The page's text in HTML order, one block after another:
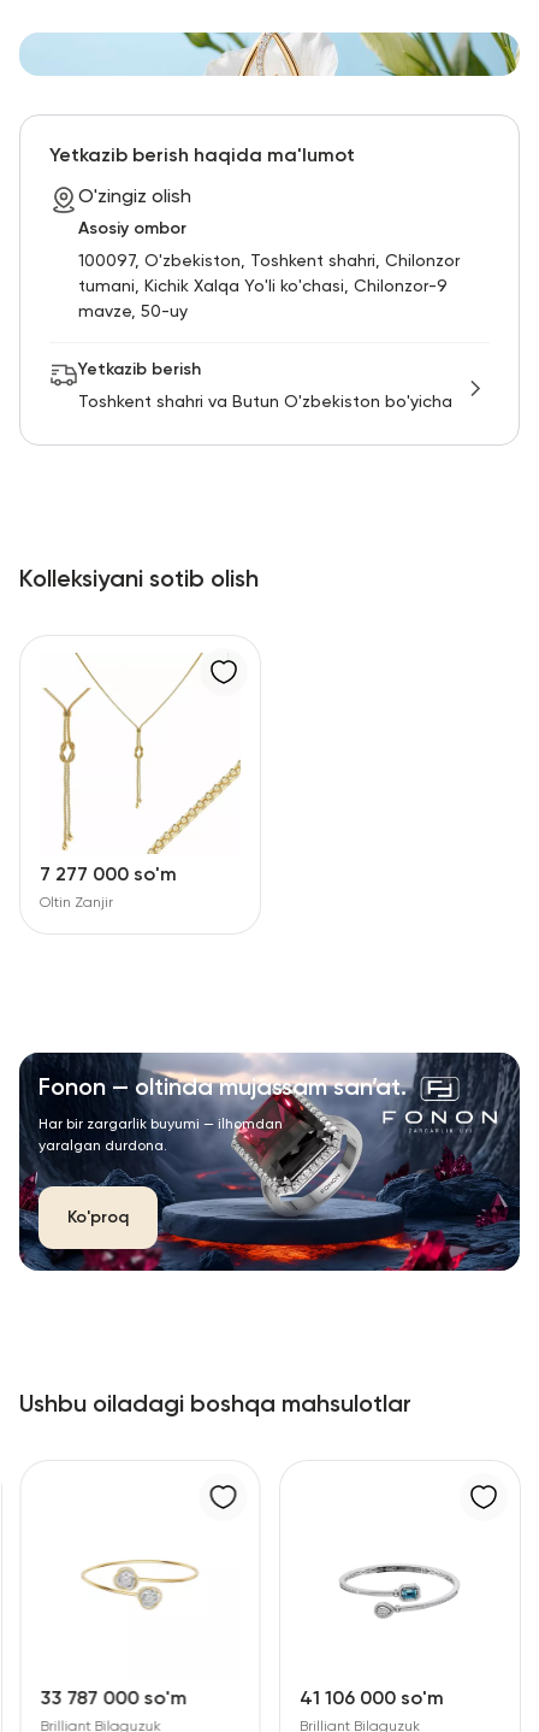
+998 71 205 22 22
Yetkazib berish haqida ma'lumot
O'zingiz olish
Asosiy ombor
100097, O'zbekiston, Toshkent shahri, Chilonzor
tumani, Kichik Xalqa Yo'li ko'chasi, Chilonzor-9
mavze, 50-uy
Yetkazib berish
Toshkent shahri va Butun O'zbekiston bo'yicha
Kolleksiyani sotib olish
7 277 000 so'm
Oltin Zanjir
Fonon — oltinda mujassam san’at.
Har bir zargarlik buyumi — ilhomdan
yaralgan durdona.
Ko'proq
Ushbu oiladagi boshqa mahsulotlar
33 787 000 so'm
Brilliant Bilaguzuk
41 106 000 so'm
Brilliant Bilaguzuk